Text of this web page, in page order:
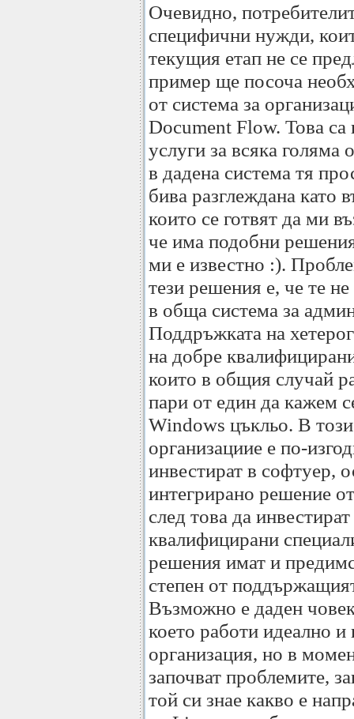
Очевидно,
специфични нужди,
текущия етап не се
пример ще посоча
от система за
Document Flow. Това
услуги за всяка голяма
в дадена система тя
бива разглеждана като
които се готвят да ми
че има подобни
ми е известно :).
тези решения е, че те
в обща система за
Поддръжката на
на добре
които в общия случай
пари от един да кажем
Windows цъкльо. В
организациие е по-
инвестират в софтуер,
интегрирано решение
след това да
квалифицирани
решения имат и
степен от
Възможно е даден
което работи идеално и
организация, но в
започват проблемите,
той си знае какво е